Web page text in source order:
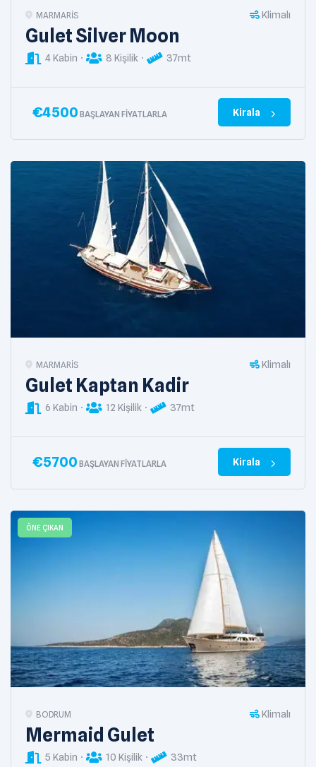
MARMARIS Klimalı
Gulet Silver Moon
4 Kabin 8 Kişilik 37mt
€4500 BAŞLAYAN FIYATLARLA Kirala
MARMARIS Klimalı
Gulet Kaptan Kadir
6 Kabin 12 Kişilik 37mt
€5700 BAŞLAYAN FIYATLARLA Kirala
ÖNE ÇIKAN
BODRUM Klimalı
Mermaid Gulet
5 Kabin 10 Kişilik 33mt